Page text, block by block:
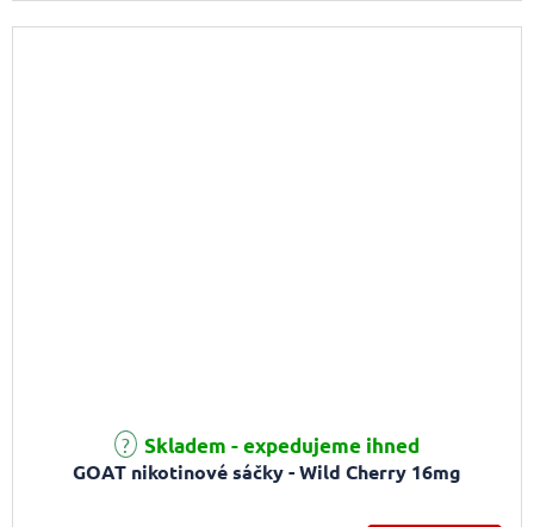
GOAT nikotinové sáčky - Wild Cherry 16mg
Průměrné hodnocení produktu je 4,5 z 5 hvězdiček.
Skladem - expedujeme ihned